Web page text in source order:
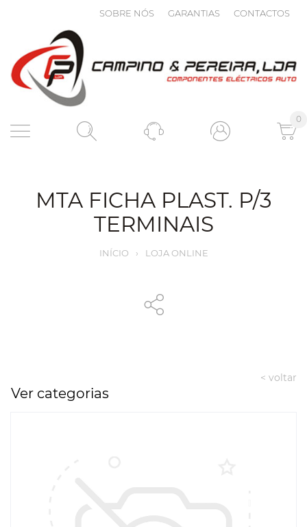
SOBRE NÓS GARANTIAS CONTACTOS
0
MTA FICHA PLAST. P/3
TERMINAIS
INÍCIO › LOJA ONLINE
< voltar
Ver categorias